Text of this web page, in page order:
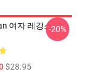
여자 레깅스
$28.95
-20%